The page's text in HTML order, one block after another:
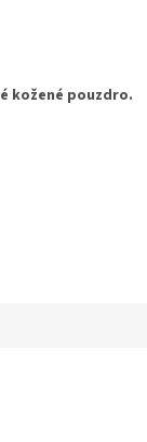
kožené pouzdro.